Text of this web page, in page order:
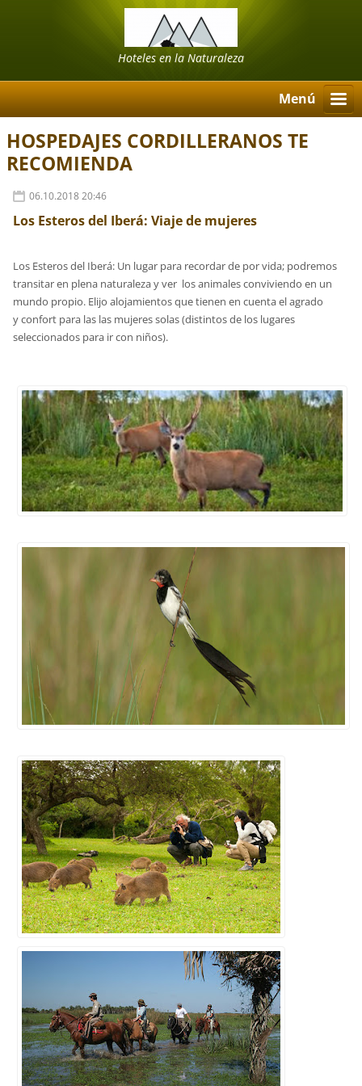
Hoteles en la Naturaleza
Menú
HOSPEDAJES CORDILLERANOS TE
RECOMIENDA
06.10.2018 20:46
Los Esteros del Iberá: Viaje de mujeres
Los Esteros del Iberá: Un lugar para recordar de por vida; podremos
transitar en plena naturaleza y ver los animales conviviendo en un
mundo propio. Elijo alojamientos que tienen en cuenta el agrado
y confort para las las mujeres solas (distintos de los lugares
seleccionados para ir con niños).